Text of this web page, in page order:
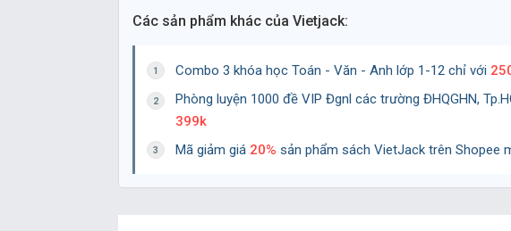
Các sản phẩm khác của Vietjack:
Combo 3 khóa học Toán - Văn - Anh lớp 1-12 chỉ với
Phòng luyện 1000 đề VIP Đgnl các trường ĐHQGHN,
399k
Mã giảm giá 20% sản phẩm sách VietJack trên Shopee